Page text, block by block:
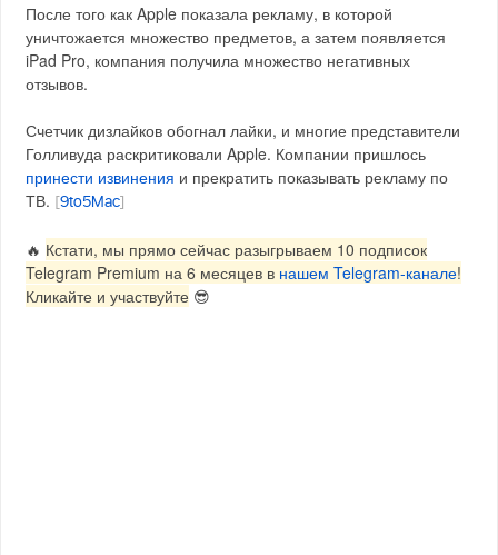
После того как Apple показала рекламу, в которой
уничтожается множество предметов, а затем появляется
iPad Pro, компания получила множество негативных
отзывов.
Счетчик дизлайков обогнал лайки, и многие представители
Голливуда раскритиковали Apple. Компании пришлось
принести извинения и прекратить показывать рекламу по
ТВ. [9to5Mac]
🔥 Кстати, мы прямо сейчас разыгрываем 10 подписок
Telegram Premium на 6 месяцев в нашем Telegram-канале!
Кликайте и участвуйте 😎